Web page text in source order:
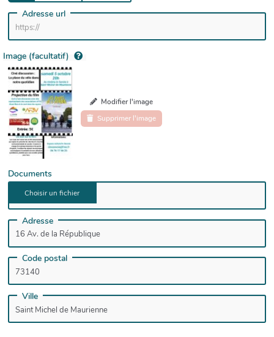
Adresse url
Image (facultatif)
Modifier l'image
Supprimer l'image
Documents
Adresse
Code postal
Ville